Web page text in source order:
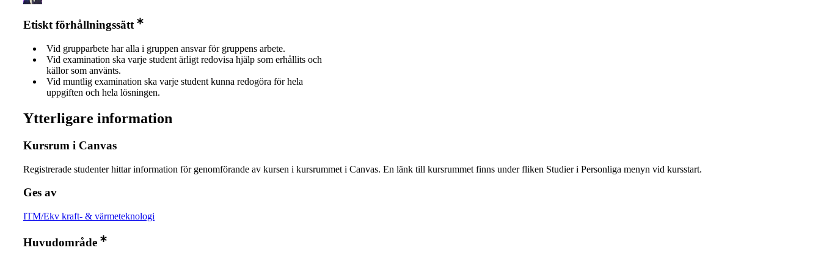
Etiskt förhållningssätt
Vid grupparbete har alla i gruppen ansvar för gruppens arbete.
Vid examination ska varje student ärligt redovisa hjälp som erhållits och
källor som använts.
Vid muntlig examination ska varje student kunna redogöra för hela
uppgiften och hela lösningen.
Ytterligare information
Kursrum i Canvas
Registrerade studenter hittar information för genomförande av kursen i kursrummet i Canvas. En länk till kursrummet finns under fliken Studier i Personliga menyn vid kursstart.
Ges av
ITM/Ekv kraft- & värmeteknologi
Huvudområde